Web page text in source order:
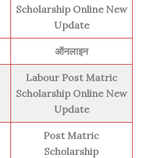
Scholarship Online New
Update
ऑनलाइन
Labour Post Matric
Scholarship Online New
Update
Post Matric
Scholarship